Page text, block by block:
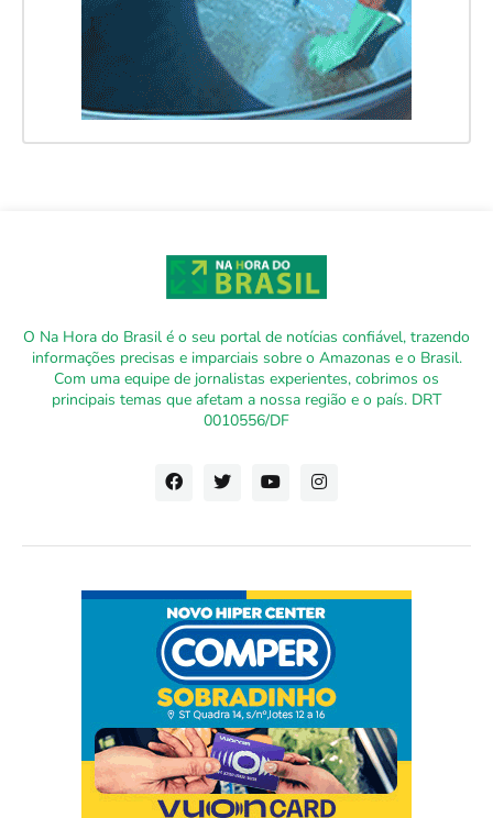
O Na Hora do Brasil é o seu portal de notícias confiável, trazendo
informações precisas e imparciais sobre o Amazonas e o Brasil.
Com uma equipe de jornalistas experientes, cobrimos os
principais temas que afetam a nossa região e o país. DRT
0010556/DF